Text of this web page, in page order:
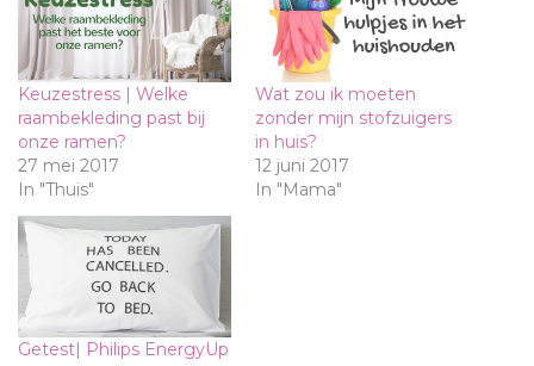
Keuzestress | Welke
raambekleding past bij
onze ramen?
27 mei 2017
In "Thuis"
Wat zou ik moeten
zonder mijn stofzuigers
in huis?
12 juni 2017
In "Mama"
Getest| Philips EnergyUp